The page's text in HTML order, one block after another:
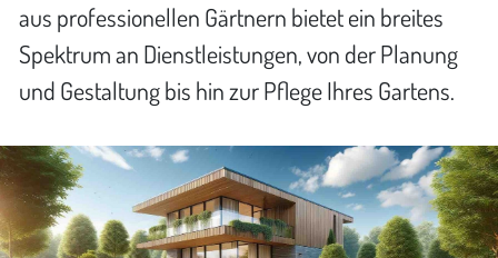
aus professionellen Gärtnern bietet ein breites
Spektrum an Dienstleistungen, von der Planung
und Gestaltung bis hin zur Pflege Ihres Gartens.